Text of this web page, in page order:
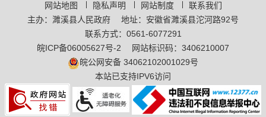
计划生育家庭特别
扶助制度专项资金管理和使用情况
农村医疗救助补助
资金管理和使用情况
农村居民最低生活
保障补助资金管理和使用情况
农机购置补贴管理
和使用情况
网站地图 隐私声明 网站制度
联系我们
主办：濉溪县人民政府
地址：安徽省濉溪县沱河路92号
联系方式：0561-6077291
皖ICP备06005627号-2
网站标识码：3406210007
皖公网安备 34062102001029号
本站已支持IPV6访问